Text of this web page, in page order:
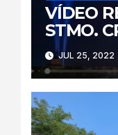
VÍDEO
STMO.
JUL 25, 2022